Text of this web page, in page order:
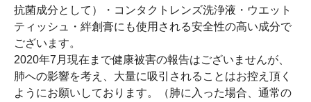
抗菌成分として）・コンタクトレンズ洗浄液・ウエット
ティッシュ・絆創膏にも使用される安全性の高い成分で
ございます。
2020年7月現在まで健康被害の報告はございませんが、
肺への影響を考え、大量に吸引されることはお控え頂く
ようにお願いしております。（肺に入った場合、通常の